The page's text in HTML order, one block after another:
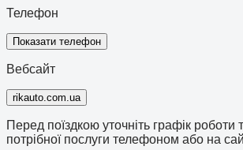
Телефон
Показати телефон
Вебсайт
rikauto.com.ua
Перед поїздкою уточніть графік роботи
потрібної послуги телефоном або на